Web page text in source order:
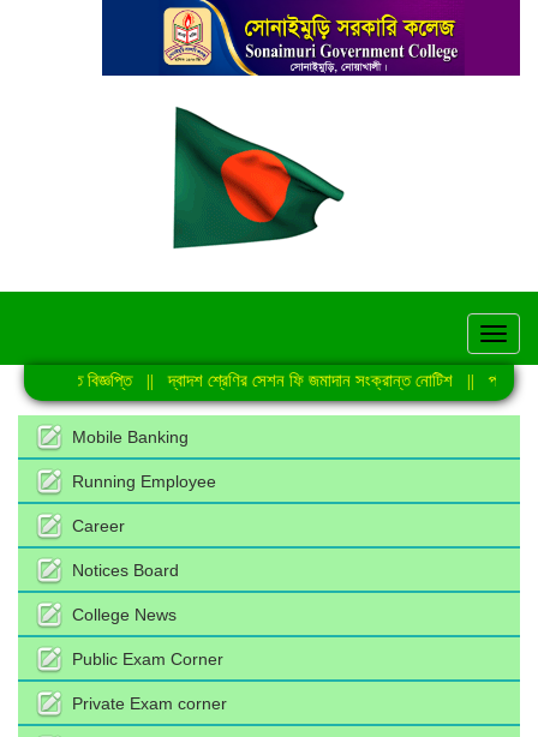
বিজ্ঞপ্তি|| দ্বাদশ শ্রেণির সেশন ফি জমাদান সংক্রান্ত নোটিশ|| প্রাইম
Mobile Banking
Running Employee
Career
Notices Board
College News
Public Exam Corner
Private Exam corner